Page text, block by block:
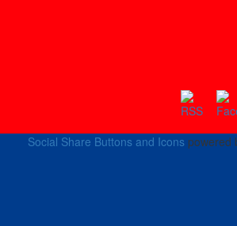
Social Share Buttons and Icons powered